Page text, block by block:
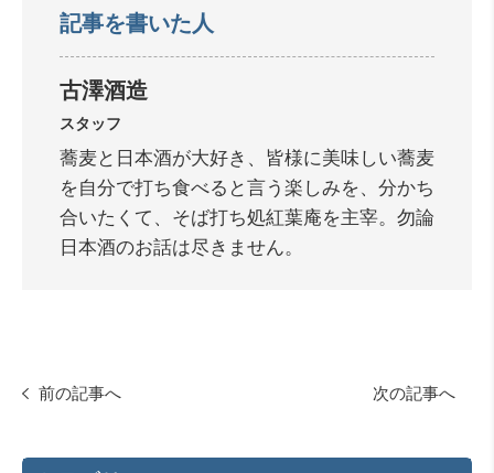
記事を書いた人
古澤酒造
スタッフ
蕎麦と日本酒が大好き、皆様に美味しい蕎麦
を自分で打ち食べると言う楽しみを、分かち
合いたくて、そば打ち処紅葉庵を主宰。勿論
日本酒のお話は尽きません。
前の記事へ 次の記事へ